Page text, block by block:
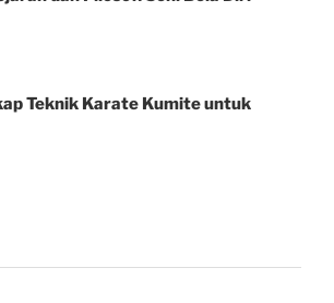
Teknik Karate Kumite untuk